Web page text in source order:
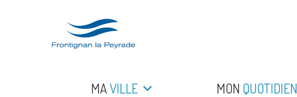
FRONTIGNAN LA PEYRADE
MAVILLE MON QUOTIDIEN